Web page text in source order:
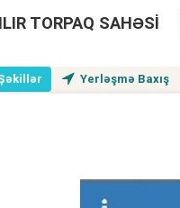
TORPAQ SAHƏSI
Yerləşmə Baxış